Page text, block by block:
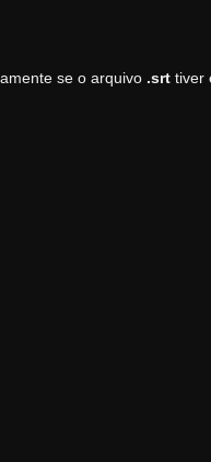
se o arquivo .srttiver